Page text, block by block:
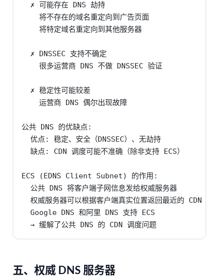
  ✗ 可能存在 DNS 劫持
    将不存在的域名重定向到广告页面
    将特定域名重定向到其他服务器
  ✗ DNSSEC 支持不确定
    很多运营商 DNS 不做 DNSSEC 验证
  ✗ 稳定性可能较差
    运营商 DNS 偶尔出现故障
公共 DNS 的优缺点:
  优点: 稳定、安全（DNSSEC）、无劫持
  缺点: CDN 调度可能不准确（除非支持 ECS）
ECS (EDNS Client Subnet) 的作用:
  公共 DNS 将客户端子网信息发给权威服务器
权威服务器可以根据客户端真实位置返回最近的 CDN 节
  Google DNS 和阿里 DNS 支持 ECS
  → 缓解了公共 DNS 的 CDN 调度问题
五、权威 DNS 服务器